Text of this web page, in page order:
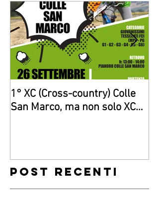
1° XC (Cross-country) Colle
San Marco, ma non solo XC…
Post recenti